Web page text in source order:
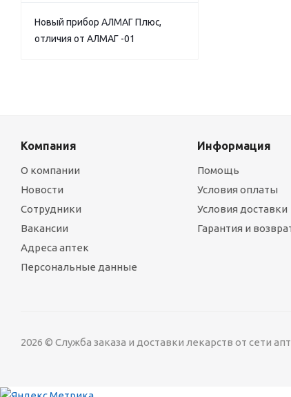
Новый прибор АЛМАГ Плюс,
отличия от АЛМАГ -01
Компания
О компании
Новости
Сотрудники
Вакансии
Адреса аптек
Персональные данные
Информация
Помощь
Условия оплаты
Условия доставки
Гарантия и
2026 © Служба заказа и доставки лекарств от сети